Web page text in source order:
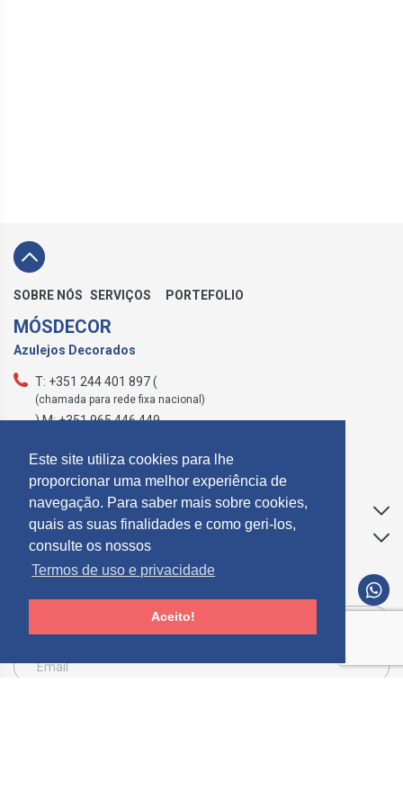
Este site utiliza cookies para lhe
proporcionar uma melhor experiência de
navegação. Para saber mais sobre cookies,
quais as suas finalidades e como geri-los,
consulte os nossos
Termos de uso e privacidade
Aceito!
SOBRE NÓS SERVIÇOS PORTEFOLIO
MÓSDECOR
Azulejos Decorados
T: +351 244 401 897 (
(chamada para rede fixa nacional)
) M: +351 965 446 449
Apoio ao Cliente
Informações
SUBCREVER NEWSLETTER